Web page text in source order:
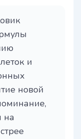
и
новой
на